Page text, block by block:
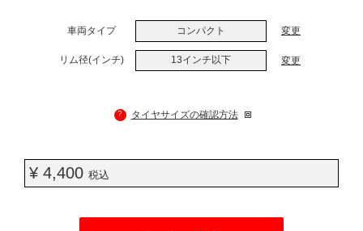
車両タイプ コンパクト 変更
リム径(インチ) 13インチ以下 変更
? タイヤサイズの確認方法
¥ 4,400 税込